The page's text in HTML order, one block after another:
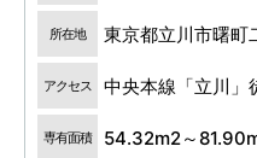
所在地 東京都立川市曙
アクセス 中央本線「立川」
専有面積 54.32m2～